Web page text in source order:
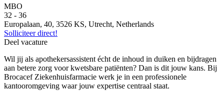
MBO
32 - 36
Europalaan, 40, 3526 KS, Utrecht, Netherlands
Solliciteer direct!
Deel vacature
Wil jij als apothekersassistent écht de inhoud in duiken en bijdragen
aan betere zorg voor kwetsbare patiënten? Dan is dit jouw kans. Bij
Brocacef Ziekenhuisfarmacie werk je in een professionele
kantooromgeving waar jouw expertise centraal staat.